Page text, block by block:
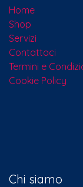
Home
Shop
Servizi
Contattaci​
Termini e
Cookie Policy
Chi siamo